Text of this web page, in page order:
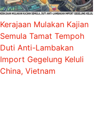
Kerajaan Mulakan Kajian
Semula Tamat Tempoh
Duti Anti-Lambakan
Import Gegelung Keluli
China, Vietnam